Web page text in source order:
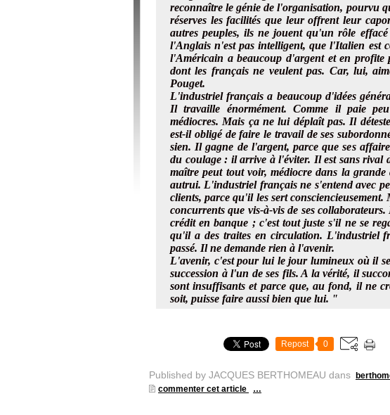
reconnaître le génie de l'organisation, pourvu
réserves les facilités que leur offrent leur
autres peuples, ils ne jouent qu'un rôle
l'Anglais n'est pas intelligent, que l'Italien est
l'Américain a beaucoup d'argent et en profite
dont les français ne veulent pas. Car, lui,
Pouget.
L'industriel français a beaucoup d'idées
Il travaille énormément. Comme il paie
médiocres. Mais ça ne lui déplaît pas. Il
est-il obligé de faire le travail de ses
sien. Il gagne de l'argent, parce que ses
du coulage : il arrive à l'éviter. Il est sans rival
maître peut tout voir, médiocre dans la
autrui. L'industriel français ne s'entend avec
clients, parce qu'il les sert consciencieusement.
concurrents que vis-à-vis de ses
crédit en banque ; c'est tout juste s'il ne se
qu'il a des traites en circulation. L'industriel
passé. Il ne demande rien à l'avenir.
L'avenir, c'est pour lui le jour lumineux où il
succession à l'un de ses fils. A la vérité, il
sont insuffisants et parce que, au fond, il ne
soit, puisse faire aussi bien que lui. "
Repost 0
Published by JACQUES BERTHOMEAU dans
commenter cet article
…